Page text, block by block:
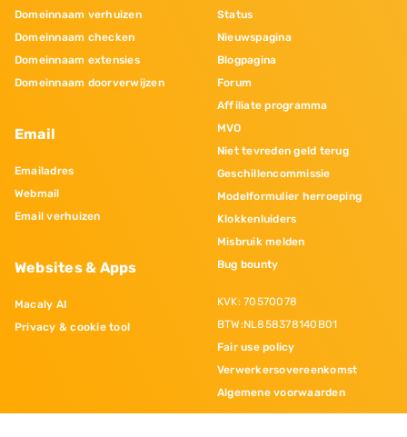
Domeinnaam verhuizen
Domeinnaam checken
Domeinnaam extensies
Domeinnaam doorverwijzen
Email
Emailadres
Webmail
Email verhuizen
Websites & Apps
Macaly AI
Privacy & cookie tool
Status
Nieuwspagina
Blogpagina
Forum
Affiliate programma
MVO
Niet tevreden geld terug
Geschillencommissie
Modelformulier herroeping
Klokkenluiders
Misbruik melden
Bug bounty
KVK: 70570078
BTW:NL858378140B01
Fair use policy
Verwerkersovereenkomst
Algemene voorwaarden